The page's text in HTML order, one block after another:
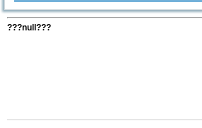
???null???